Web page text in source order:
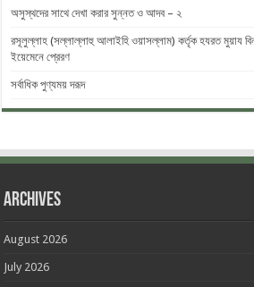
অসুস্থদের সাথে দেখা করার সুন্নত ও আদব – ২
রসূলুল্লাহ (সল্লাল্লাহু আলাইহি ওয়াসল্লাম) কর্তৃক হযরত মুয়ায
ইয়েমেনে প্রেরণ
সর্বাধিক পুণ্যময় দরূদ
Archives
August 2026
July 2026